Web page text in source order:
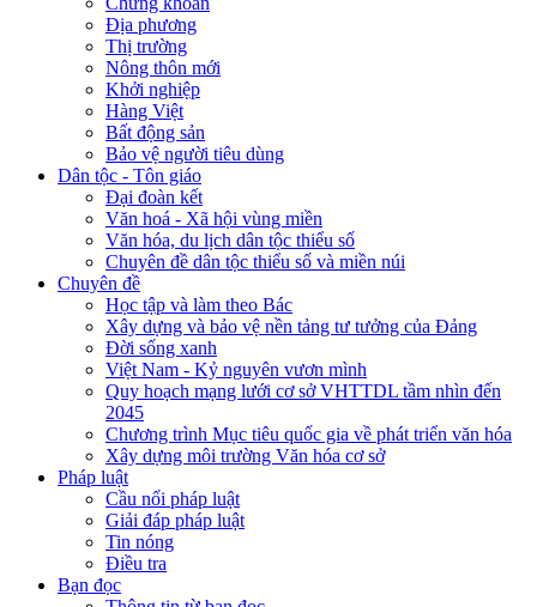
Địa phương
Thị trường
Nông thôn mới
Khởi nghiệp
Hàng Việt
Bất động sản
Bảo vệ người tiêu dùng
Dân tộc - Tôn giáo
Đại đoàn kết
Văn hoá - Xã hội vùng miền
Văn hóa, du lịch dân tộc thiểu số
Chuyên đề dân tộc thiểu số và miền núi
Chuyên đề
Học tập và làm theo Bác
Xây dựng và bảo vệ nền tảng tư tưởng của Đảng
Đời sống xanh
Việt Nam - Kỷ nguyên vươn mình
Quy hoạch mạng lưới cơ sở VHTTDL tầm nhìn đến
2045
Chương trình Mục tiêu quốc gia về phát triển văn hóa
Xây dựng môi trường Văn hóa cơ sở
Pháp luật
Cầu nối pháp luật
Giải đáp pháp luật
Tin nóng
Điều tra
Bạn đọc